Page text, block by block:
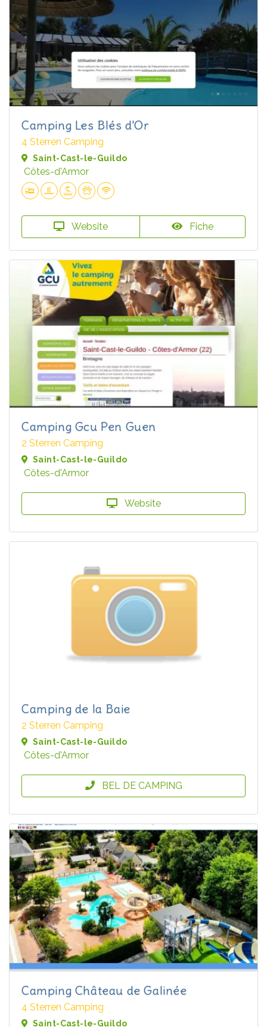
Camping Les Blés d'Or
4 Sterren Camping
Saint-Cast-le-Guildo
Côtes-d'Armor
Website Fiche
Camping Gcu Pen Guen
2 Sterren Camping
Saint-Cast-le-Guildo
Côtes-d'Armor
Website
Camping de la Baie
2 Sterren Camping
Saint-Cast-le-Guildo
Côtes-d'Armor
BEL DE CAMPING
Camping Château de Galinée
4 Sterren Camping
Saint-Cast-le-Guildo